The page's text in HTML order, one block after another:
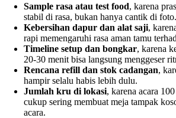
Sample rasa atau test food, karena
stabil di rasa, bukan hanya cantik di foto.
Kebersihan dapur dan alat saji,
rapi memengaruhi rasa aman tamu
Timeline setup dan bongkar, karena
20-30 menit bisa langsung menggeser
Rencana refill dan stok cadangan,
hampir selalu habis lebih dulu.
Jumlah kru di lokasi, karena acara
cukup sering membuat meja tampak
acara.